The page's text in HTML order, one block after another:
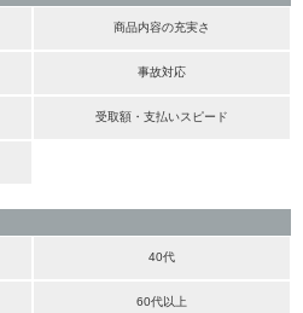
商品内容の充実さ
事故対応
受取額・支払いスピード
40代
60代以上